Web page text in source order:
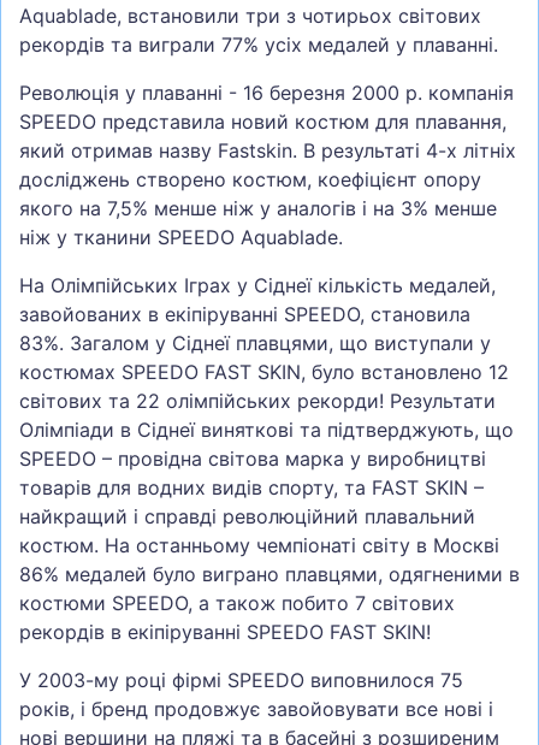
Aquablade, встановили три з чотирьох світових
рекордів та виграли 77% усіх медалей у плаванні.
Революція у плаванні - 16 березня 2000 р. компанія
SPEEDO представила новий костюм для плавання,
який отримав назву Fastskin. В результаті 4-х літніх
досліджень створено костюм, коефіцієнт опору
якого на 7,5% менше ніж у аналогів і на 3% менше
ніж у тканини SPEEDO Aquablade.
На Олімпійських Іграх у Сіднеї кількість медалей,
завойованих в екіпіруванні SPEEDO, становила
83%. Загалом у Сіднеї плавцями, що виступали у
костюмах SPEEDO FAST SKIN, було встановлено 12
світових та 22 олімпійських рекорди! Результати
Олімпіади в Сіднеї виняткові та підтверджують, що
SPEEDO – провідна світова марка у виробництві
товарів для водних видів спорту, та FAST SKIN –
найкращий і справді революційний плавальний
костюм. На останньому чемпіонаті світу в Москві
86% медалей було виграно плавцями, одягненими в
костюми SPEEDO, а також побито 7 світових
рекордів в екіпіруванні SPEEDO FAST SKIN!
У 2003-му році фірмі SPEEDO виповнилося 75
років, і бренд продовжує завойовувати все нові і
нові вершини на пляжі та в басейні з розширеним